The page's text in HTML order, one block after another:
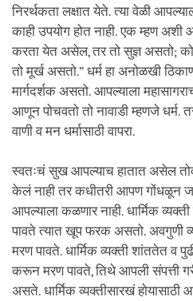
निरर्थकता लक्षात येते. त्या वेळी
काही उपयोग होत नाही. एक म्हण
करता येत असेल, तर तो सुज्ञ असतो;
तो मूर्ख असतो.” धर्म हा अनोळखी
मार्गदर्शक असतो. आपल्याला
आणून पोचवतो तो नावाडी म्हणजे धर्म.
वाणी व मन धर्मासाठी वापरा.
स्वतःचं सुख आपल्याच हातात असेल
केलं नाही तर कधीतरी आपण गोंधळून
आपल्याला कळणार नाही. धार्मिक
पावते त्यात खूप फरक असतो. अवगुणी
मरण पावते. धार्मिक व्यक्ती शांततेत व
करून मरण पावते, तिथे आपली संपत्ती
असते. धार्मिक व्यक्तीसारखं